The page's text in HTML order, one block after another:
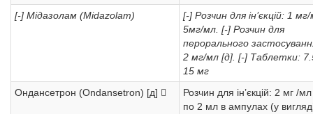
[-] Мідазолам (Midazolam)
[-] Розчин для ін’єкцій: 1
5мг/мл. [-] Розчин для
перорального
2 мг/мл [д]. [-] Таблетки:
15 мг
Ондансетрон (Ondansetron) [д] 
Розчин для ін’єкцій: 2 мг /мл
по 2 мл в ампулах (у